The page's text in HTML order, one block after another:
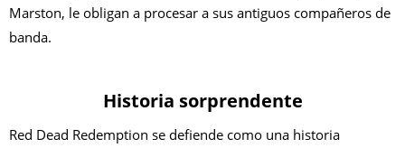
Marston, le obligan a procesar a sus antiguos compañeros de
banda.
Historia sorprendente
Red Dead Redemption se defiende como una historia